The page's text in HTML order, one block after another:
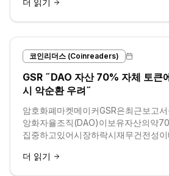
더 읽기
코인리더스 (Coinreaders)
GSR ˝DAO 자산 70% 자체 토큰
시 악순환 우려˝
암호화폐마켓메이커GSR은최근보고
앙화자율조직(DAO)이보유자산의약
집중하고있어시장하락시재무건전성
더 읽기